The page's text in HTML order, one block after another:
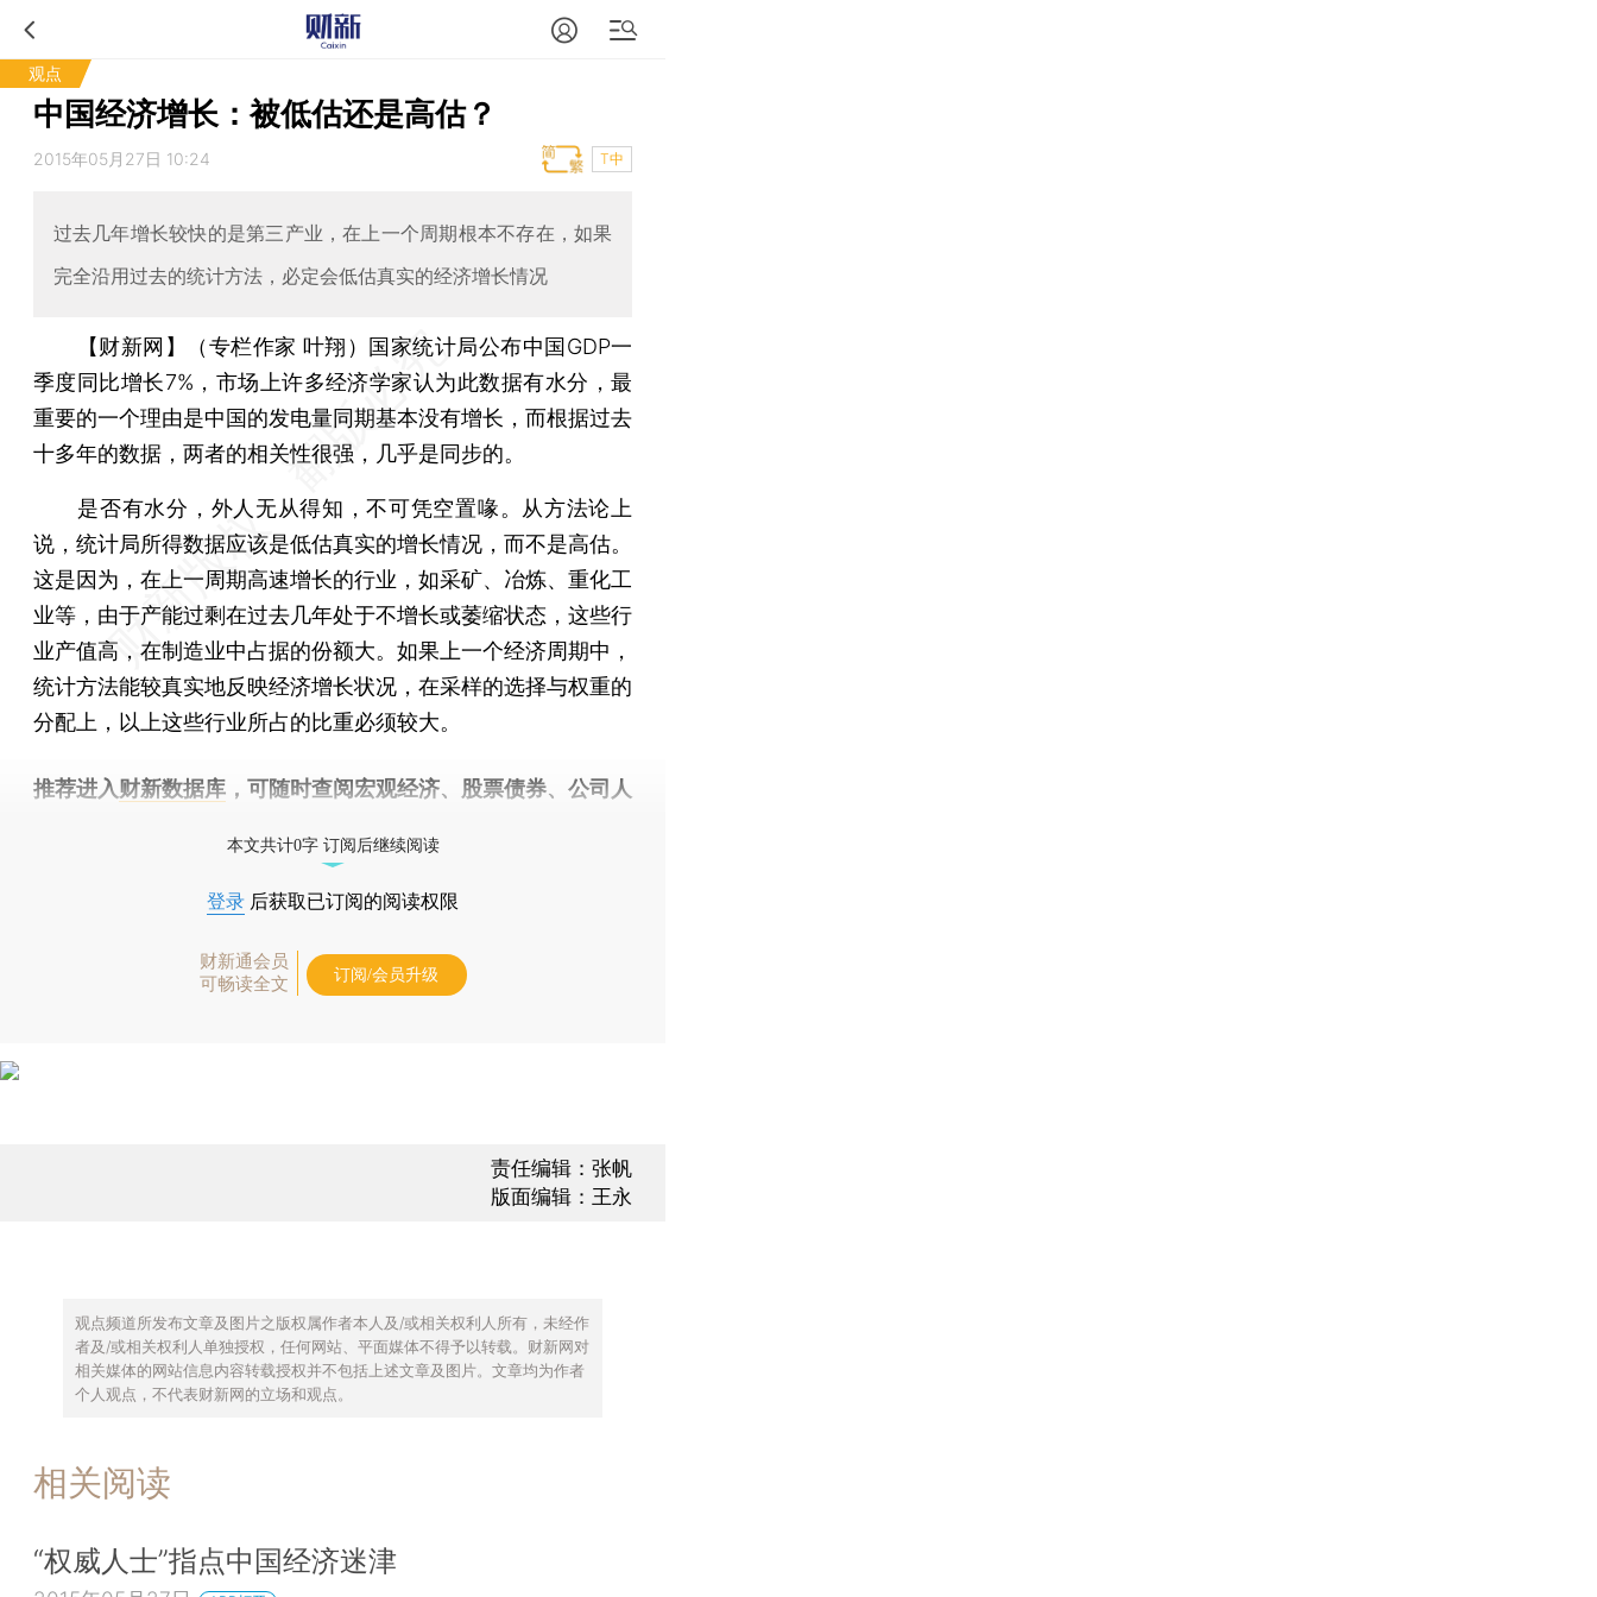
观点
中国经济增长：被低估还是高估？
2015年05月27日 10:24 T中
过去几年增长较快的是第三产业，在上一个周期根本不存在，如果
完全沿用过去的统计方法，必定会低估真实的经济增长情况
【财新网】（专栏作家 叶翔） 国家统计局公布中国GDP一
季度同比增长7%，市场上许多经济学家认为此数据有水分，最
重要的一个理由是中国的发电量同期基本没有增长，而根据过去
十多年的数据，两者的相关性很强，几乎是同步的。
是否有水分，外人无从得知，不可凭空置喙。从方法论上
说，统计局所得数据应该是低估真实的增长情况，而不是高估。
这是因为，在上一周期高速增长的行业，如采矿、冶炼、重化工
业等，由于产能过剩在过去几年处于不增长或萎缩状态，这些行
业产值高，在制造业中占据的份额大。如果上一个经济周期中，
统计方法能较真实地反映经济增长状况，在采样的选择与权重的
分配上，以上这些行业所占的比重必须较大。
推荐进入财新数据库 ，可随时查阅宏观经济、股票债券、公司人
本文共计0字 订阅后继续阅读
登录 后获取已订阅的阅读权限
财新通会员
可畅读全文
订阅/会员升级
责任编辑：张帆
版面编辑：王永
观点频道所发布文章及图片之版权属作者本人及/或相关权利人所有，未经作
者及/或相关权利人单独授权，任何网站、平面媒体不得予以转载。财新网对
相关媒体的网站信息内容转载授权并不包括上述文章及图片。文章均为作者
个人观点，不代表财新网的立场和观点。
相关阅读
“权威人士”指点中国经济迷津